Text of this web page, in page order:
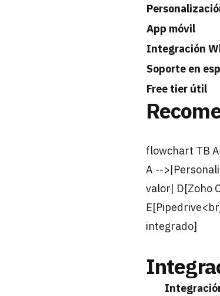
App móvil
Integración
Soporte en
Free tier útil
flowchart TB
A --
valor| D[Zoho
integrado]